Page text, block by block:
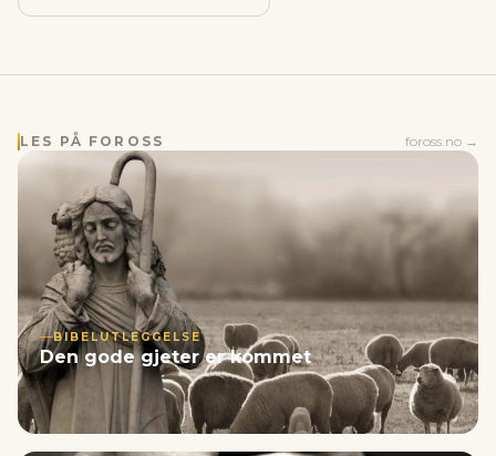
LES PÅ FOROSS foross.no →
BIBELUTLEGGELSE
Den gode gjeter er kommet